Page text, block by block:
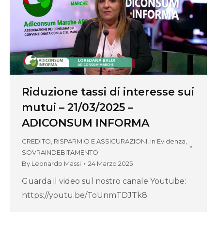
Riduzione tassi di interesse sui
mutui – 21/03/2025 –
ADICONSUM INFORMA
CREDITO, RISPARMIO E ASSICURAZIONI In Evidenza
SOVRAINDEBITAMENTO
By Leonardo Massi 24 Marzo 2025
Guarda il video sul nostro canale Youtube:
https://youtu.be/ToUnmTDJTk8